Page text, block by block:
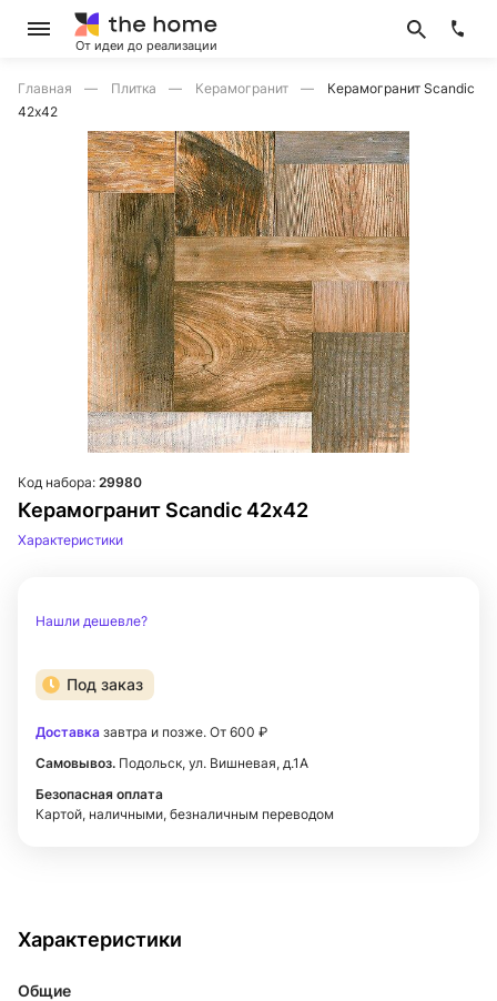
От идеи до реализации
Главная Плитка Керамогранит
Керамогранит Scandic
42х42
Керамогранит Scandic 42х42
Код набора: 29980
Характеристики
Нашли дешевле?
Под заказ
Доставка завтра и позже. От 600 ₽
Самовывоз. Подольск, ул. Вишневая, д.1А
Безопасная оплата
Картой, наличными, безналичным переводом
Характеристики
Общие